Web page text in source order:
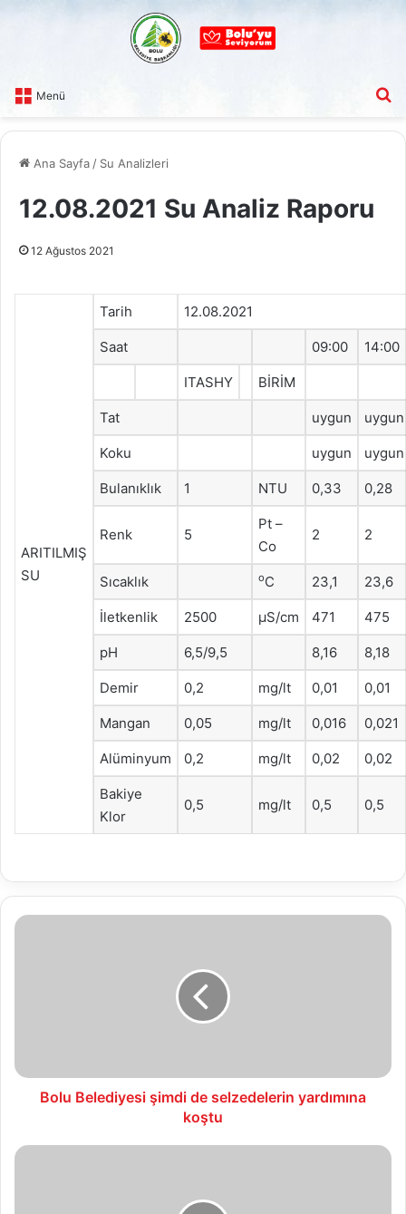
Menü
Ana Sayfa / Su Analizleri
12.08.2021 Su Analiz Raporu
12 Ağustos 2021
ARITILMIŞ
SU
Tarih 12.08.2021
Saat 09:00 14:00
ITASHY BİRİM
Tat uygun uygun
Koku uygun uygun
Bulanıklık 1 NTU 0,33 0,28
Renk 5
Pt –
Co
2 2
Sıcaklık oC 23,1 23,6
İletkenlik 2500 μS/cm 471 475
pH 6,5/9,5 8,16 8,18
Demir 0,2 mg/lt 0,01 0,01
Mangan 0,05 mg/lt 0,016 0,021
Alüminyum 0,2 mg/lt 0,02 0,02
Bakiye
Klor
0,5 mg/lt 0,5 0,5
Bolu
Bolu Belediyesi şimdi de selzedelerin yardımına
koştu
Bolu’nun